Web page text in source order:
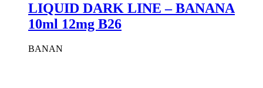
LIQUID DARK LINE – BANANA
10ml 12mg B26
BANAN